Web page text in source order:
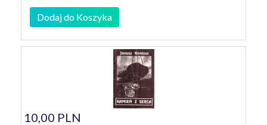
Dodaj do Koszyka
10,00 PLN